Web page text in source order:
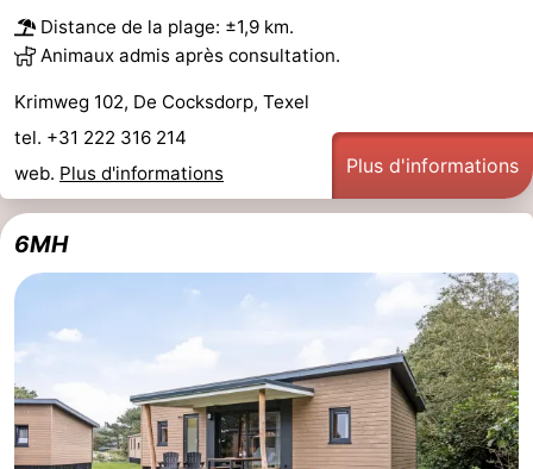
golf
-
Piscines
-
Faire
du
vélo
-
Randonnée
-
Équitation
Surfen
Peche
Sportive
-
Equitation
-
Distance de la plage: ±1,9 km.
Animaux admis après consultation.
Krimweg 102, De Cocksdorp, Texel
tel. +31 222 316 214
web. Plus d'informations Plus d'informations
6MH